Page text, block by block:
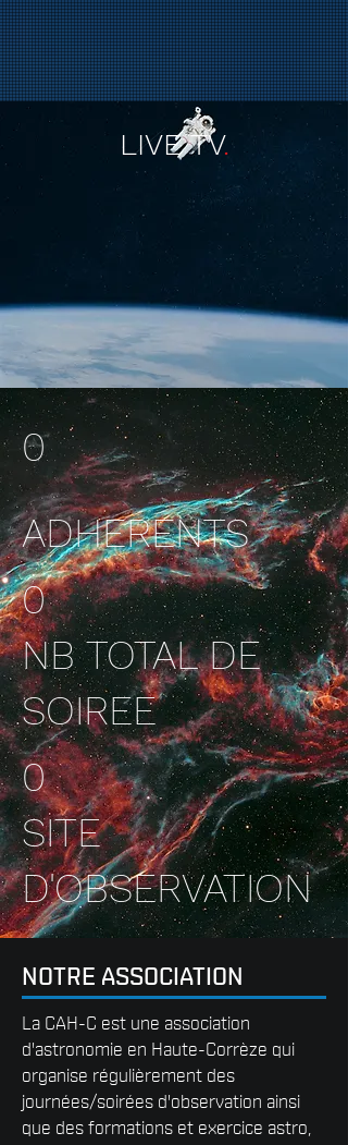
LIVE TV.
0
ADHERENTS
0
NB TOTAL DE
SOIREE
0
SITE
D'OBSERVATION
NOTRE ASSOCIATION
La CAH-C est une association
d'astronomie en Haute-Corrèze qui
organise régulièrement des
journées/soirées d'observation ainsi
que des formations et exercice astro,